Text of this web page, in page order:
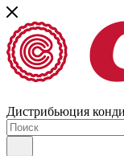
Дистрибьюция